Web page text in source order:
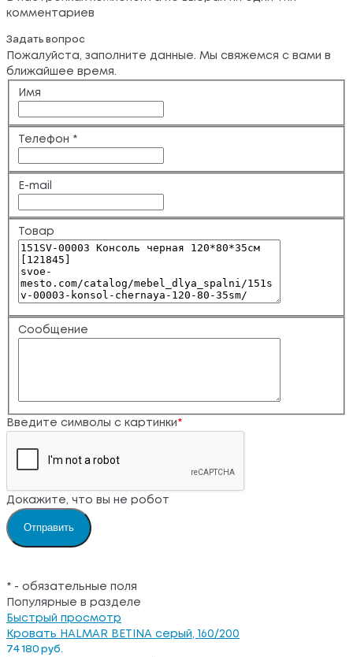
комментариев
Задать вопрос
Пожалуйста, заполните данные. Мы свяжемся с вами в
ближайшее время.
Имя
Телефон *
E-mail
Товар
Сообщение
Введите символы с картинки*
Докажите, что вы не робот
* - обязательные поля
Популярные в разделе
Быстрый просмотр
Кровать HALMAR BETINA серый, 160/200
74 180 руб.